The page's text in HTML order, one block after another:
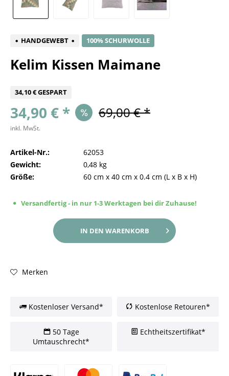
HANDGEWEBT 100% SCHURWOLLE
Kelim Kissen Maimane
34,10 € GESPART
34,90 € * 69,00 € *
inkl. MwSt.
Artikel-Nr.:
62053
Gewicht:
0,48 kg
Größe:
60 cm x 40 cm x 0.4 cm (L x B x H)
Versandfertig - in nur 1-3 Werktagen bei dir Zuhause!
IN DEN WARENKORB
Merken
Kostenloser Versand* Kostenlose Retouren*
50 Tage
Umtauschrecht*
Echtheitszertifikat*